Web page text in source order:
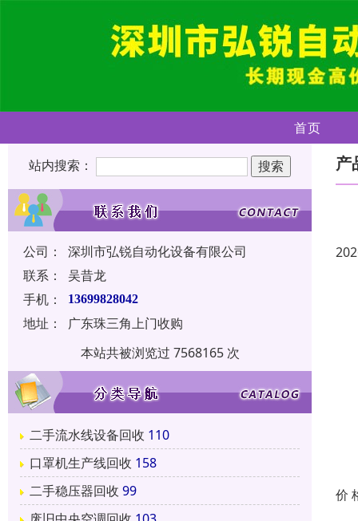
首页
站内搜索：
公司：
深圳市弘锐自动化设备有限公司
联系：
吴昔龙
手机：
13699828042
地址：
广东珠三角上门收购
本站共被浏览过 7568165 次
二手流水线设备回收 110
口罩机生产线回收 158
二手稳压器回收 99
产
价